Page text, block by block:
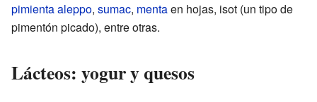
pimienta aleppo, sumac, mentaen hojas, isot (un tipo de
pimentón picado), entre otras.
Lácteos: yogur y quesos